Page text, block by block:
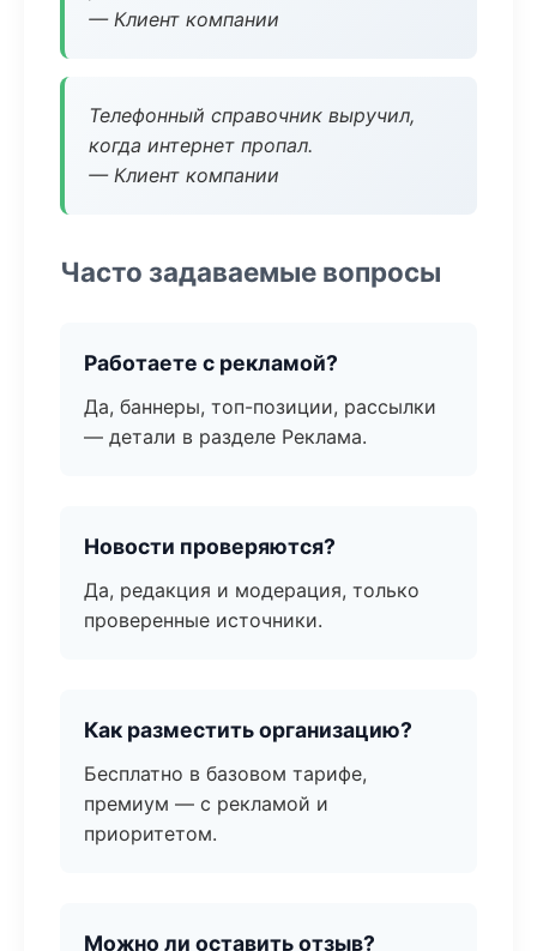
— Клиент компании
Телефонный справочник выручил,
когда интернет пропал.
— Клиент компании
Часто задаваемые вопросы
Работаете с рекламой?
Да, баннеры, топ-позиции, рассылки
— детали в разделе Реклама.
Новости проверяются?
Да, редакция и модерация, только
проверенные источники.
Как разместить организацию?
Бесплатно в базовом тарифе,
премиум — с рекламой и
приоритетом.
Можно ли оставить отзыв?